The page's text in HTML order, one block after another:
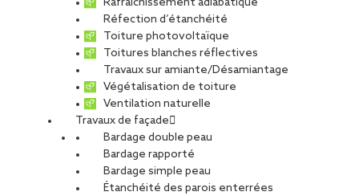
Rafraichissement adiabatique
Réfection d’étanchéité
Toiture photovoltaïque
Toitures blanches réflectives
Travaux sur amiante/Désamiantage
Végétalisation de toiture
Ventilation naturelle
Travaux de façade
Bardage double peau
Bardage rapporté
Bardage simple peau
Étanchéité des parois enterrées